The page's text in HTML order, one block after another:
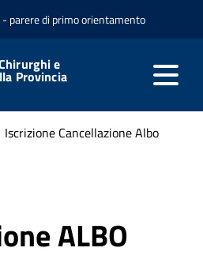
parere di primo orientamento
e
Provincia
Iscrizione Cancellazione Albo
ALBO